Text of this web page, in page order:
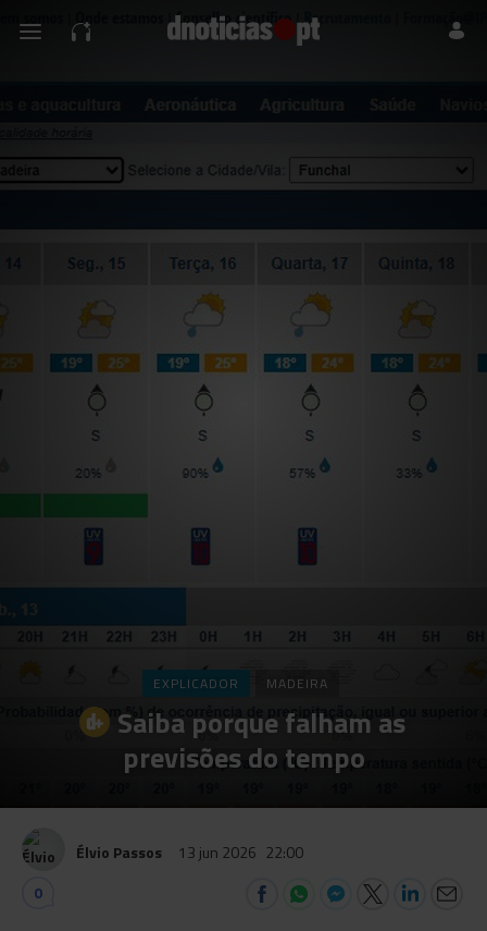
EXPLICADOR MADEIRA
Saiba porque falham as
previsões do tempo
Élvio Passos 13 jun 2026 22:00
0